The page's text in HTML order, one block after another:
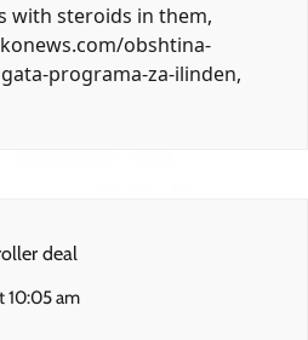
with steroids in them,
obshtina-
programa-za-ilinden,
deal
10:05 am